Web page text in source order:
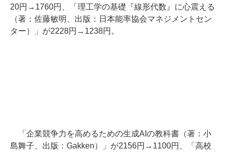
20円→1760円、「理工学の基礎『線形代数』に心震える
（著：佐藤敏明、出版：日本能率協会マネジメントセン
ター）」が2228円→1238円。
「企業競争力を高めるための生成AIの教科書（著：小
島舞子、出版：Gakken）」が2156円→1100円、「高校